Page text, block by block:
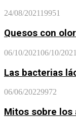
24/08/202119951
Quesos con
06/10/202106/10/2021
Las bacterias
06/06/20229972
Mitos sobre los